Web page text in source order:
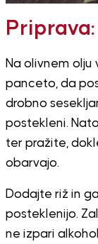
Priprava:
Na olivnem
panceto, da
drobno
postekleni.
ter pražite,
obarvajo.
Dodajte riž in
posteklenijo.
ne izpari